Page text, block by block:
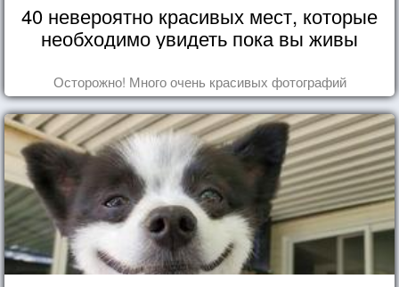
40 невероятно красивых мест, которые
необходимо увидеть пока вы живы
Осторожно! Много очень красивых фотографий